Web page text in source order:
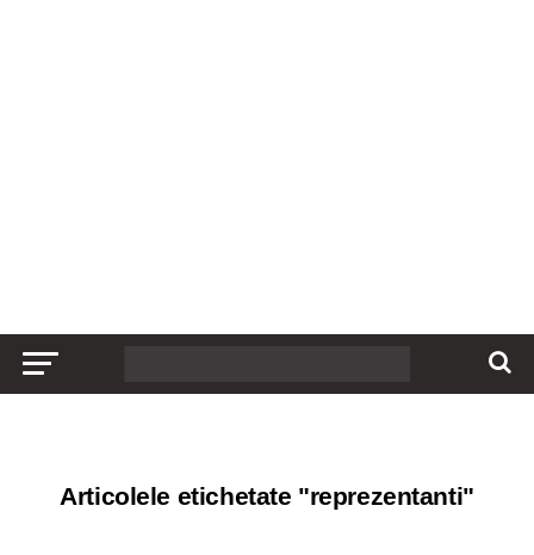
Articolele etichetate "reprezentanti"